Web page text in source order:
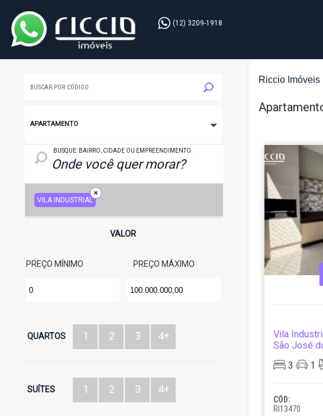
(12) 3209-1918
APARTAMENTO
BUSQUE: BAIRRO, CIDADE OU EMPREENDIMENTO.
LOCAL: BAIRRO, CIDADE OU EMPREENDIMENTO
VILA INDUSTRIAL
VALOR
PREÇO MÍNIMO PREÇO MÁXIMO
QUARTOS 1 2 3 4+
SUÍTES 1 2 3 4+
Riccio Imóveis
Vila
São José
3
1
CÓD:
RI13470